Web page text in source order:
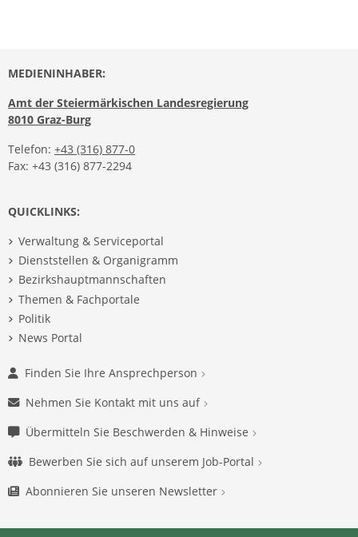
MEDIENINHABER:
Amt der Steiermärkischen Landesregierung
8010 Graz-Burg
Telefon: +43 (316) 877-0
Fax: +43 (316) 877-2294
QUICKLINKS:
Verwaltung & Serviceportal
Dienststellen & Organigramm
Bezirkshauptmannschaften
Themen & Fachportale
Politik
News Portal
Finden Sie Ihre Ansprechperson
Nehmen Sie Kontakt mit uns auf
Übermitteln Sie Beschwerden & Hinweise
Bewerben Sie sich auf unserem Job-Portal
Abonnieren Sie unseren Newsletter